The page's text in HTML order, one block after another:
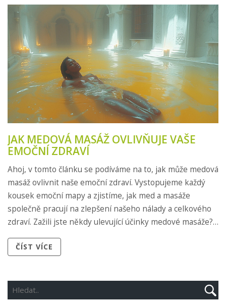
JAK MEDOVÁ MASÁŽ OVLIVŇUJE VAŠE
EMOČNÍ ZDRAVÍ
Ahoj, v tomto článku se podíváme na to, jak může medová
masáž ovlivnit naše emoční zdraví. Vystopujeme každý
kousek emoční mapy a zjistíme, jak med a masáže
společně pracují na zlepšení našeho nálady a celkového
zdraví. Zažili jste někdy ulevující účinky medové masáže?
se ke mně a společně prozkoumejme tuto jedinečnou
ČÍST VÍCE